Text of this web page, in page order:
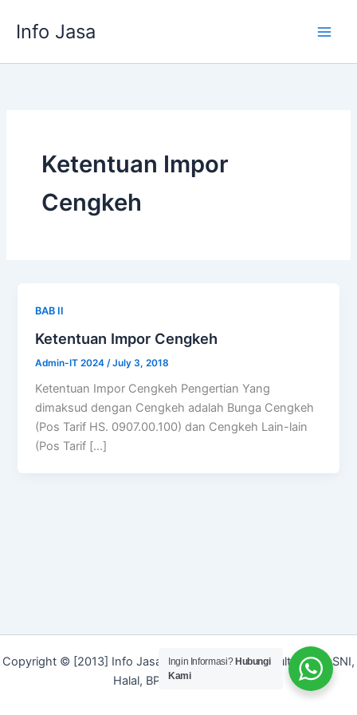
Info Jasa
Ketentuan Impor
Cengkeh
BAB II
Ketentuan Impor Cengkeh
Admin-IT 2024 /July 3, 2018
Ketentuan Impor Cengkeh Pengertian Yang
dimaksud dengan Cengkeh adalah Bunga Cengkeh
(Pos Tarif HS. 0907.00.100) dan Cengkeh Lain-lain
(Pos Tarif […]
Copyright © [2013] Info Jasa | Layanan Jasa Konsultan ISO, SNI,
Halal, BPOM dan Merek]
Ingin Informasi? Hubungi
Kami